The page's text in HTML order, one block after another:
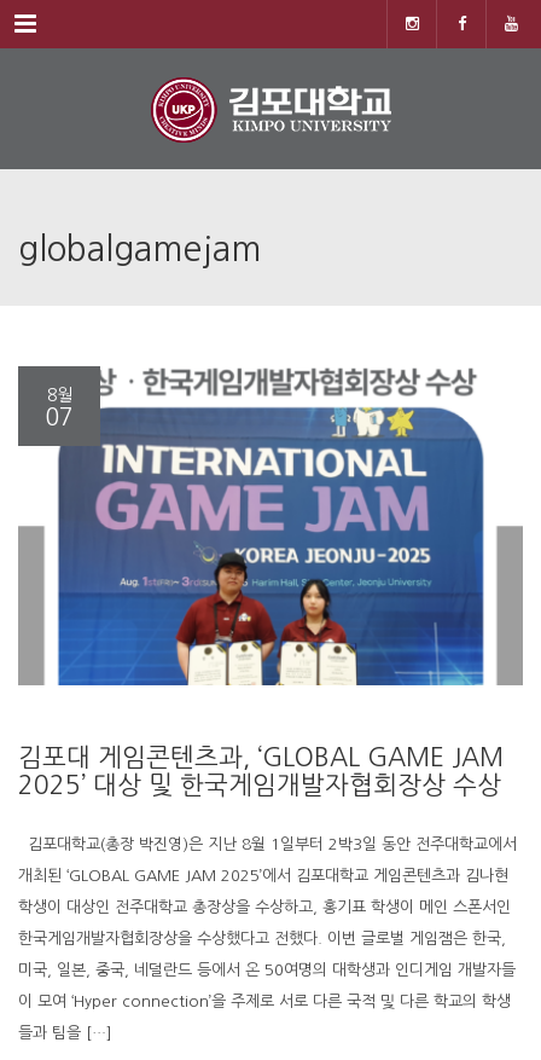
Menu
globalgamejam
8월
07
김포대 게임콘텐츠과, ‘GLOBAL GAME JAM
2025’ 대상 및 한국게임개발자협회장상 수상
김포대학교(총장 박진영)은 지난 8월 1일부터 2박3일 동안 전주대학교에서
개최된 ‘GLOBAL GAME JAM 2025’에서 김포대학교 게임콘텐츠과 김나현
학생이 대상인 전주대학교 총장상을 수상하고, 홍기표 학생이 메인 스폰서인
한국게임개발자협회장상을 수상했다고 전했다. 이번 글로벌 게임잼은 한국,
미국, 일본, 중국, 네덜란드 등에서 온 50여명의 대학생과 인디게임 개발자들
이 모여 ‘Hyper connection’을 주제로 서로 다른 국적 및 다른 학교의 학생
들과 팀을 […]